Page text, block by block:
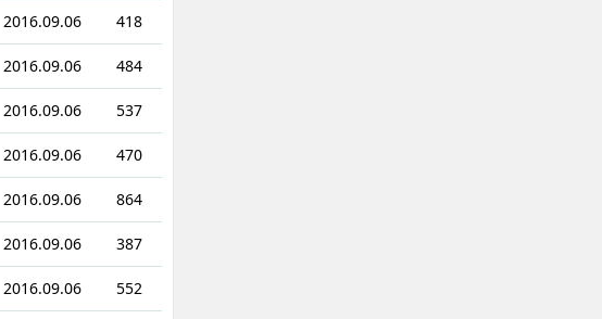
2016.09.06 418
2016.09.06 484
2016.09.06 537
2016.09.06 470
2016.09.06 864
2016.09.06 387
2016.09.06 552